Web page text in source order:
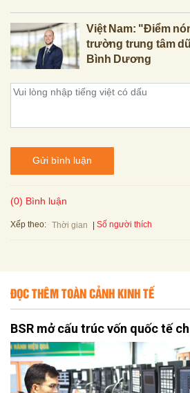
Việt Nam: "Điểm
trường trung tâm
Bình Dương
Gửi bình luận
(0) Bình luận
Xếp theo: Thời gian Số người thích
ĐỌC THÊM TOÀN CẢNH KINH TẾ
BSR mở cấu trúc vốn quốc tế